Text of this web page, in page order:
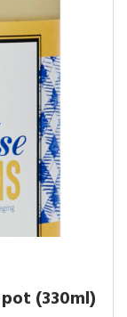
(330ml)